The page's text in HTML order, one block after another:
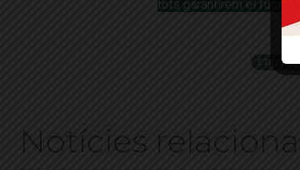
tots garantirem el futur de
Notícies